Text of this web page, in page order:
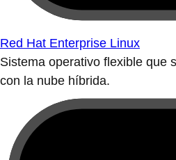
Red Hat Enterprise Linux
Sistema operativo flexible que
con la nube híbrida.